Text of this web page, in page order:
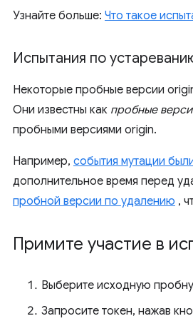
Узнайте больше: Что такое
Испытания по
Некоторые пробные версии
Они известны как пробные
пробными версиями origin.
Например, события мутации
дополнительное время перед
пробной версии по удалению ,
Примите участие в
Выберите исходную
Запросите токен, нажав